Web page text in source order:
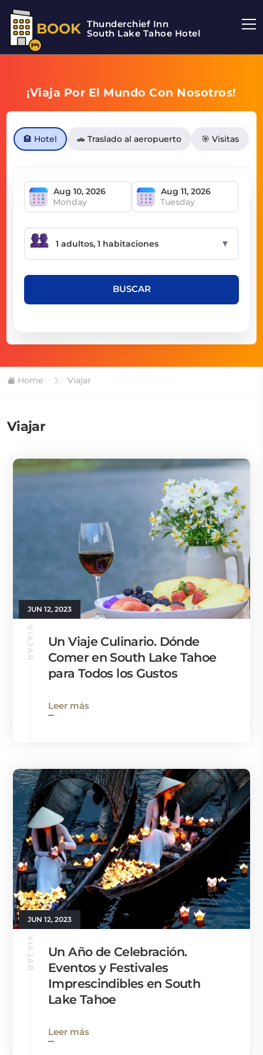
BOOK Thunderchief Inn
South Lake Tahoe Hotel
¡Viaja Por El Mundo Con Nosotros!
🏨 Hotel 🚗 Traslado al aeropuerto 🎯 Visitas
Monday Tuesday
▼
BUSCAR
Home Viajar
Viajar
JUN 12, 2023
VIAJAR
Un Viaje Culinario. Dónde
Comer en South Lake Tahoe
para Todos los Gustos
Leer más
JUN 12, 2023
VIAJAR
Un Año de Celebración.
Eventos y Festivales
Imprescindibles en South
Lake Tahoe
Leer más